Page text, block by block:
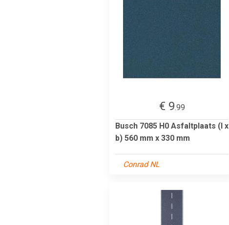
€ 9.99
Busch 7085 H0 Asfaltplaats (l x
b) 560 mm x 330 mm
Conrad NL